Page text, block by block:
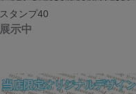
スタンプ40
展示中